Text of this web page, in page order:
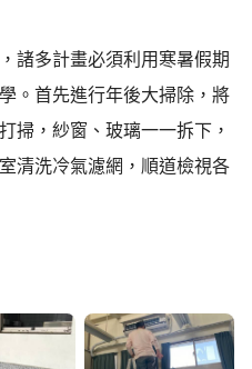
諸多計畫必須利用寒暑假期
。首先進行年後大掃除，將
掃，紗窗、玻璃一一拆下，
清洗冷氣濾網，順道檢視各